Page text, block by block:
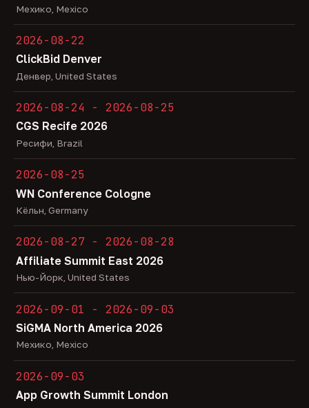
Мехико, Mexico
2026-08-22
ClickBid Denver
Денвер, United States
2026-08-24 - 2026-08-25
CGS Recife 2026
Ресифи, Brazil
2026-08-25
WN Conference Cologne
Кёльн, Germany
2026-08-27 - 2026-08-28
Affiliate Summit East 2026
Нью-Йорк, United States
2026-09-01 - 2026-09-03
SiGMA North America 2026
Мехико, Mexico
2026-09-03
App Growth Summit London